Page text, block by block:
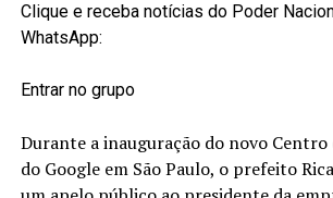
Clique e receba notícias do Poder
WhatsApp:
Entrar no grupo
Durante a inauguração do novo Centro
do Google em São Paulo, o prefeito